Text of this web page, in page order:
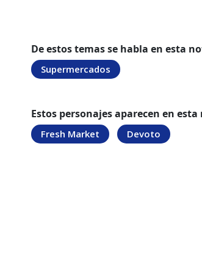
De estos temas se habla en esta
Supermercados
Estos personajes aparecen en esta
Fresh Market Devoto